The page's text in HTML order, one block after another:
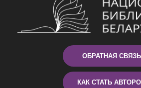
ОБРАТНАЯ СВЯЗЬ
КАК СТАТЬ